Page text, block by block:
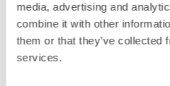
media, advertising and
combine it with other
them or that they’ve collected
services.